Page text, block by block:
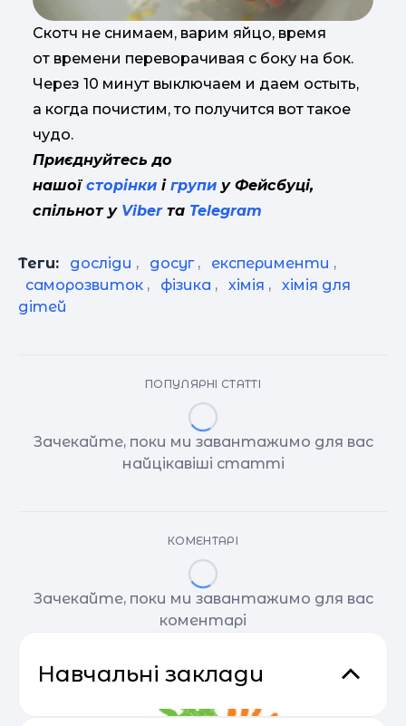
Скотч не снимаем, варим яйцо, время
от времени переворачивая с боку на бок.
Через 10 минут выключаем и даем остыть,
а когда почистим, то получится вот такое
чудо.
Приєднуйтесь до
нашої сторінки і групи у Фейсбуці,
спільнот у Viberта Telegram
Теги: досліди , досуг , експерименти ,
саморозвиток , фізика , хімія ,
хімія для
дітей
ПОПУЛЯРНІ СТАТТІ
Зачекайте, поки ми завантажимо для вас
найцікавіші статті
КОМЕНТАРІ
Зачекайте, поки ми завантажимо для вас
коментарі
Навчальні заклади